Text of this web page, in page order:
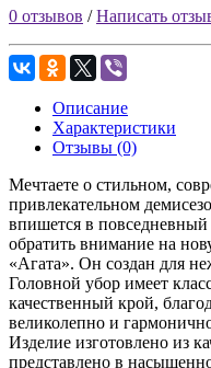
0 отзывов /Написать
Описание
Характеристики
Отзывы (0)
Мечтаете о стильном,
привлекательном
впишется в повседневный
обратить внимание на
«Агата». Он создан для
Головной убор имеет
качественный крой,
великолепно и
Изделие изготовлено из
представлено в